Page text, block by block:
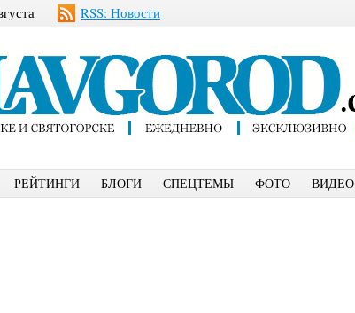
RSS: Новости
РЕЙТИНГИ БЛОГИ СПЕЦТЕМЫ ФОТО ВИДЕО